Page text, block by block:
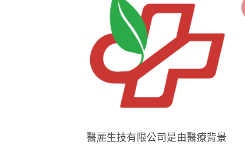
醫麗生技有限公司是由醫療背景